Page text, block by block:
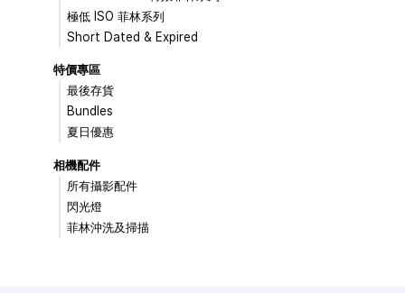
極低 ISO 菲林系列
Short Dated & Expired
特價專區
最後存貨
Bundles
夏日優惠
相機配件
所有攝影配件
閃光燈
菲林沖洗及掃描